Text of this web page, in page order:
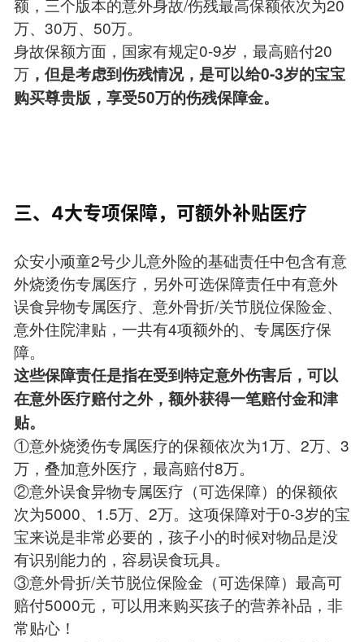
额，三个版本的意外身故/伤残最高保额依次为20
万、30万、50万。
身故保额方面，国家有规定0-9岁，最高赔付20
万，但是考虑到伤残情况，是可以给0-3岁的宝宝
购买尊贵版，享受50万的伤残保障金。
三、4大专项保障，可额外补贴医疗
众安小顽童2号少儿意外险的基础责任中包含有意
外烧烫伤专属医疗，另外可选保障责任中有意外
误食异物专属医疗、意外骨折/关节脱位保险金、
意外住院津贴，一共有4项额外的、专属医疗保
障。
这些保障责任是指在受到特定意外伤害后，可以
在意外医疗赔付之外，额外获得一笔赔付金和津
贴。
①意外烧烫伤专属医疗的保额依次为1万、2万、3
万，叠加意外医疗，最高赔付8万。
②意外误食异物专属医疗（可选保障）的保额依
次为5000、1.5万、2万。这项保障对于0-3岁的宝
宝来说是非常必要的，孩子小的时候对物品是没
有识别能力的，容易误食玩具。
③意外骨折/关节脱位保险金（可选保障）最高可
赔付5000元，可以用来购买孩子的营养补品，非
常贴心！